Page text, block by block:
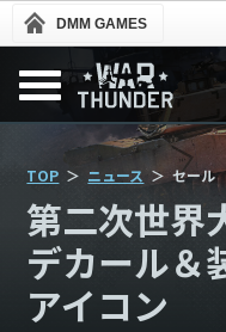
DMM GAMES
TOP ニュース セール
第二次世界
デカール＆
アイコン